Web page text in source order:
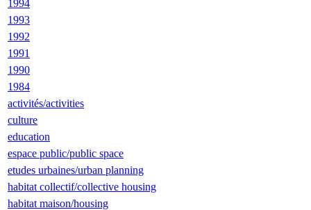
1994
1993
1992
1991
1990
1984
activités/activities
culture
education
espace public/public space
etudes urbaines/urban planning
habitat collectif/collective housing
habitat maison/housing